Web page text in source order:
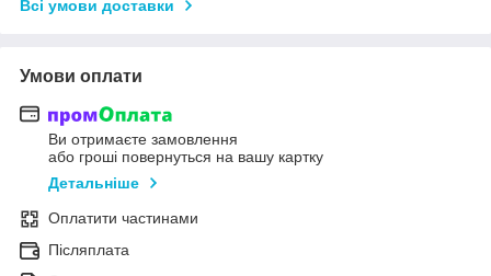
Всі умови доставки
Умови оплати
Ви отримаєте замовлення
або гроші повернуться на вашу картку
Детальніше
Оплатити частинами
Післяплата